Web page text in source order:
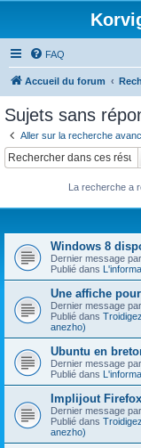
FAQ
Accueil du forum
Sujets sans
Aller sur la recherche
La recherche a
Windows 8
Dernier message par
Publié dans
Une affiche
Dernier message par
Publié dans
anezho)
Ubuntu en
Dernier message par
Publié dans
Implijout
Dernier message par
Publié dans
anezho)